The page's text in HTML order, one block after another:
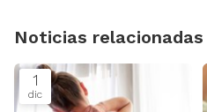
Noticias relacionadas
1
dic